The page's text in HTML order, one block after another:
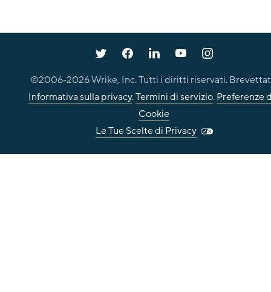
©2006-2026Wrike, Inc. Tutti i diritti riservati.
Informativa sulla privacy.Termini di servizio.Preferenze
Cookie
Le Tue Scelte di Privacy